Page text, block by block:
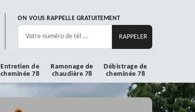
ON VOUS RAPPELLE GRATUITEMENT
Entretien de
cheminée 78
Ramonage de
chaudière 78
Débistrage de
cheminée 78